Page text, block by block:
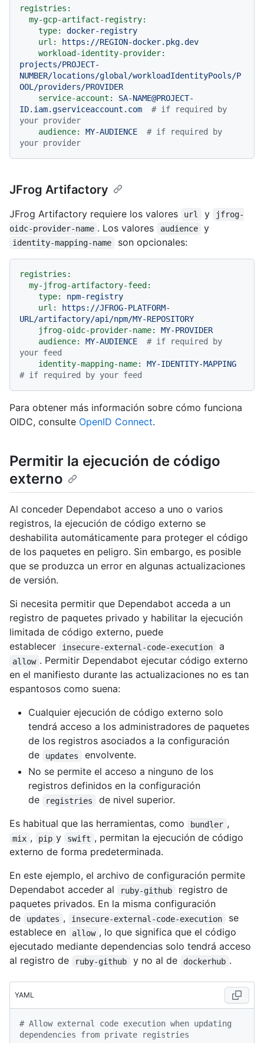
registries:
my-gcp-artifact-registry:
type:
docker-registry
url:
https://REGION-docker.pkg.dev
workload-identity-provider:
projects/PROJECT-
NUMBER/locations/global/workloadIdentityPools/P
OOL/providers/PROVIDER
service-account:
SA-NAME@PROJECT-
ID.iam.gserviceaccount.com
# if required by
your provider
audience:
MY-AUDIENCE
# if required by
your provider
JFrog Artifactory
JFrog Artifactory requiere los valores url y
jfrog-
oidc-provider-name . Los valores audience y
identity-mapping-name son opcionales:
registries:
my-jfrog-artifactory-feed:
type:
npm-registry
url:
https://JFROG-PLATFORM-
URL/artifactory/api/npm/MY-REPOSITORY
jfrog-oidc-provider-name:
MY-PROVIDER
audience:
MY-AUDIENCE
# if required by
your feed
identity-mapping-name:
MY-IDENTITY-MAPPING
# if required by your feed
Para obtener más información sobre cómo funciona
OIDC, consulte OpenID Connect.
Permitir la ejecución de código
externo
Al conceder Dependabot acceso a uno o varios
registros, la ejecución de código externo se
deshabilita automáticamente para proteger el código
de los paquetes en peligro. Sin embargo, es posible
que se produzca un error en algunas actualizaciones
de versión.
Si necesita permitir que Dependabot acceda a un
registro de paquetes privado y habilitar la ejecución
limitada de código externo, puede
establecer
insecure-external-code-execution a
allow . Permitir Dependabot ejecutar código externo
en el manifiesto durante las actualizaciones no es tan
espantosos como suena:
Cualquier ejecución de código externo solo
tendrá acceso a los administradores de paquetes
de los registros asociados a la configuración
de
updates
envolvente.
No se permite el acceso a ninguno de los
registros definidos en la configuración
de
registries
de nivel superior.
Es habitual que las herramientas, como
bundler ,
mix , pip y swift , permitan la ejecución de código
externo de forma predeterminada.
En este ejemplo, el archivo de configuración permite
Dependabot acceder al
ruby-github
registro de
paquetes privados. En la misma configuración
de
updates , insecure-external-code-execution
se
establece en
allow , lo que significa que el código
ejecutado mediante dependencias solo tendrá acceso
al registro de
ruby-github y no al de dockerhub .
YAML
# Allow external code execution when updating
dependencies from private registries